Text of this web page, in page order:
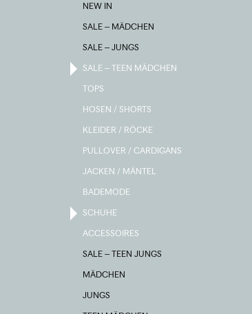
NEW IN
SALE – MÄDCHEN
SALE – JUNGS
SALE – TEEN MÄDCHEN
TOPS
HOSEN / SHORTS
KLEIDER / RÖCKE
PULLOVER / CARDIGANS
JACKEN / MÄNTEL
BADEMODE
SCHUHE
ACCESSOIRES
SALE – TEEN JUNGS
MÄDCHEN
JUNGS